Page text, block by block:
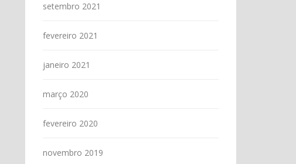
setembro 2021
fevereiro 2021
janeiro 2021
março 2020
fevereiro 2020
novembro 2019